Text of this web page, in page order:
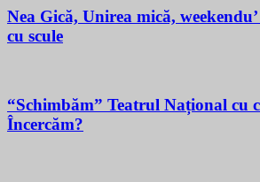
Nea Gică, Unirea mică,
cu scule
“Schimbăm” Teatrul Național cu
Încercăm?